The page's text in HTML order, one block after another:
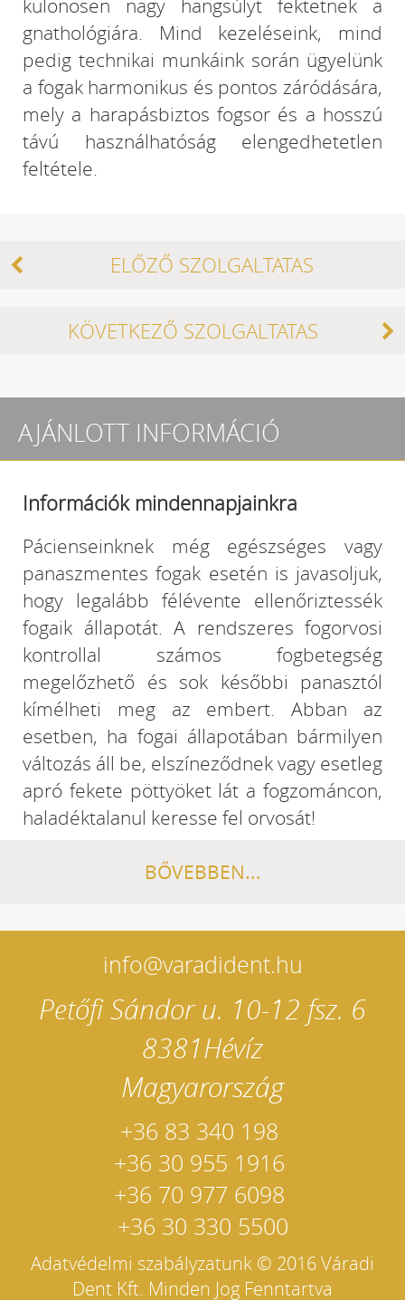
különösen nagy hangsúlyt fektetnek a
gnathológiára. Mind kezeléseink, mind
pedig technikai munkáink során ügyelünk
a fogak harmonikus és pontos záródására,
mely a harapásbiztos fogsor és a hosszú
távú használhatóság elengedhetetlen
feltétele.
ELŐZŐ SZOLGALTATAS
KÖVETKEZŐ SZOLGALTATAS
AJÁNLOTT INFORMÁCIÓ
Információk mindennapjainkra
Pácienseinknek még egészséges vagy
panaszmentes fogak esetén is javasoljuk,
hogy legalább félévente ellenőriztessék
fogaik állapotát. A rendszeres fogorvosi
kontrollal számos fogbetegség
megelőzhető és sok későbbi panasztól
kímélheti meg az embert. Abban az
esetben, ha fogai állapotában bármilyen
változás áll be, elszíneződnek vagy esetleg
apró fekete pöttyöket lát a fogzománcon,
haladéktalanul keresse fel orvosát!
BŐVEBBEN...
info@varadident.hu
Petőfi Sándor u. 10-12 fsz. 6
8381Hévíz
Magyarország
+36 83 340 198
+36 30 955 1916
+36 70 977 6098
+36 30 330 5500
Adatvédelmi szabályzatunk © 2016 Váradi
Dent Kft. Minden Jog Fenntartva